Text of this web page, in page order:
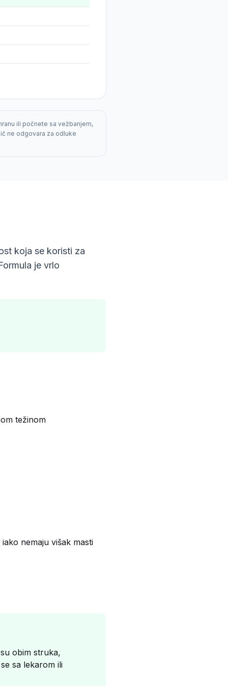
ili počnete sa vežbanjem,
ne odgovara za odluke
koja se koristi za
je vrlo
težinom
nemaju višak masti
obim struka,
sa lekarom ili